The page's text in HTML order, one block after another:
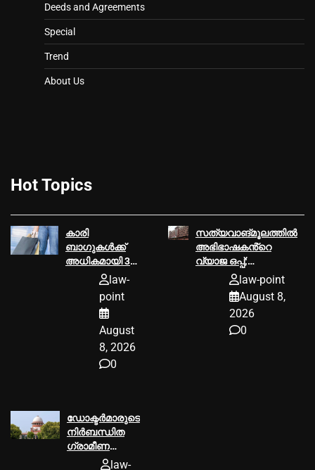
Deeds and Agreements
Special
Trend
About Us
Hot Topics
കാരി
ബാഗുകൾക്ക്
അധികമായി 30
രൂപ ഈടാക്കി;
ഉപഭോക്താവിന്
26,000 രൂപ
നഷ്ടപരിഹാരം
നൽകാൻ
ഉപഭോക്തൃ
കോടതി
law-
point
August
8, 2026
0
സത്യവാങ്മൂലത്തില്‍
അഭിഭാഷകൻ്റെ
വ്യാജ ഒപ്പ്;
കൈയ്യോടെ
പിടികൂടി
ഹൈക്കോടതി
law-point
August 8,
2026
0
ഡോക്ടർമാരുടെ
നിർബന്ധിത
ഗ്രാമീണ
സേവനത്തിന്
law-